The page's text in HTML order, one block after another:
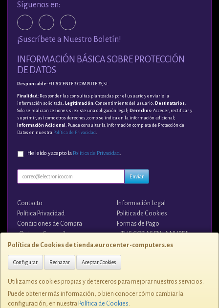
Política de Cookies de tienda.eurocenter-computers.es
Configurar Rechazar Aceptar Cookies
Utilizamos cookies propias y de terceros para mejorar nuestros servicios.
Puede obtener más información, o bien conocer cómo cambiar la
configuración, en nuestra Política de Cookies.
Síguenos en:
¡Suscríbete a Nuestro Boletín!
INFORMACIÓN BÁSICA SOBRE PROTECCIÓN
DE DATOS
Responsable: EUROCENTER COMPUTERS, S.L.
Finalidad : Responder las consultas planteadas por el usuario y enviarle la
información solicitada; Legitimación: Consentimiento del usuario; Destinatarios:
Solo se realizan cesiones si existe una obligación legal; Derechos: Acceder, rectificar y
suprimir, así como otros derechos, como se indica en la información adicional;
Información Adicional : Puede consultar la información completa de Protección de
Datos en nuestra Política de Privacidad
He leído y acepto la Política de Privacidad.
Enviar
Contacto
Información Legal
Política Privacidad
Política de Cookies
Condiciones de Compra
Formas de Pago
¿Quienes Somos?
¡¡ TUS COPIAS EN LA NUBE !!
Contacto
tienda@eurocenter-computers.es
C/ ZUNZUNEGUI, 1 28400, ESPAÑA. C.I.F. B-81076507 - Tlfno. 91 849 7250